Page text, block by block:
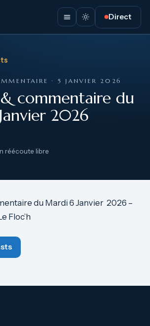
Direct
· 5 JANVIER 2026
commentaire du
2026
réécoute libre
du Mardi 6 Janvier 2026 –
Floc’h